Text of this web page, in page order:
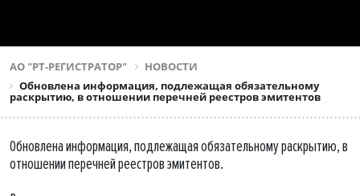
АО "РТ-РЕГИСТРАТОР"
НОВОСТИ
Обновлена информация, подлежащая обязательному
раскрытию, в отношении перечней реестров эмитентов
Обновлена информация, подлежащая обязательному раскрытию, в
отношении перечней реестров эмитентов.